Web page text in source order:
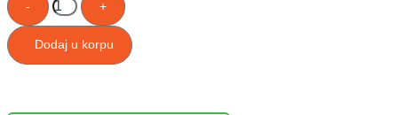
-
MILFORD
ENGLESKI
DORUČAK
+
Dodaj u korpu